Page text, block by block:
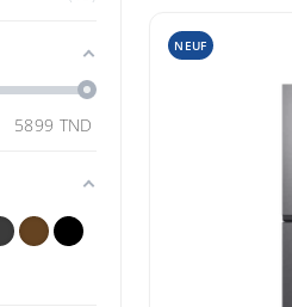
5899 TND
NEUF